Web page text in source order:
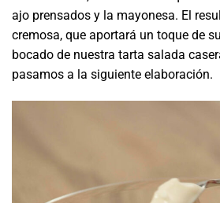
ajo prensados y la mayonesa. El
cremosa, que aportará un toque de
bocado de nuestra tarta salada
pasamos a la siguiente elaboración.